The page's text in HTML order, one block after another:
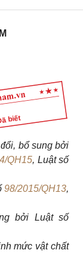
biết
bổ sung bởi
QH15, Luật số
98/2015/QH13,
bởi Luật số
mức vật chất